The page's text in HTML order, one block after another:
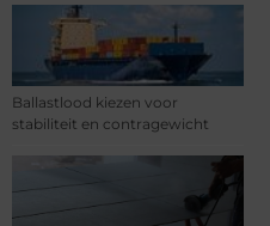
Ballastlood kiezen voor
stabiliteit en contragewicht